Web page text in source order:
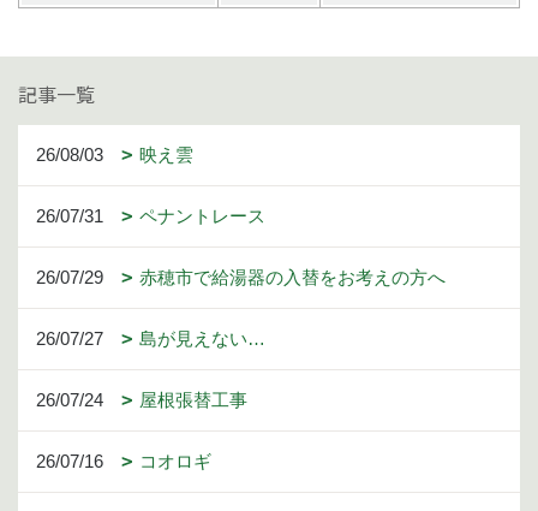
記事一覧
26/08/03 映え雲
26/07/31 ペナントレース
26/07/29 赤穂市で給湯器の入替をお考えの方へ
26/07/27 島が見えない…
26/07/24 屋根張替工事
26/07/16 コオロギ